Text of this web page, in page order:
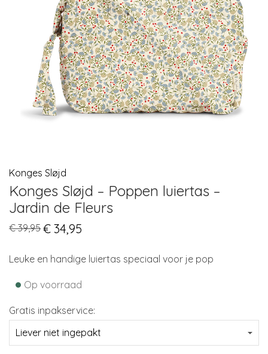
Konges Sløjd
Konges Sløjd – Poppen luiertas –
Jardin de Fleurs
€39,95 Original
price
€ 39,95.
€ 34,95
€ 34,95.
Leuke en handige luiertas speciaal voor je pop
• Op voorraad
Gratis inpakservice: